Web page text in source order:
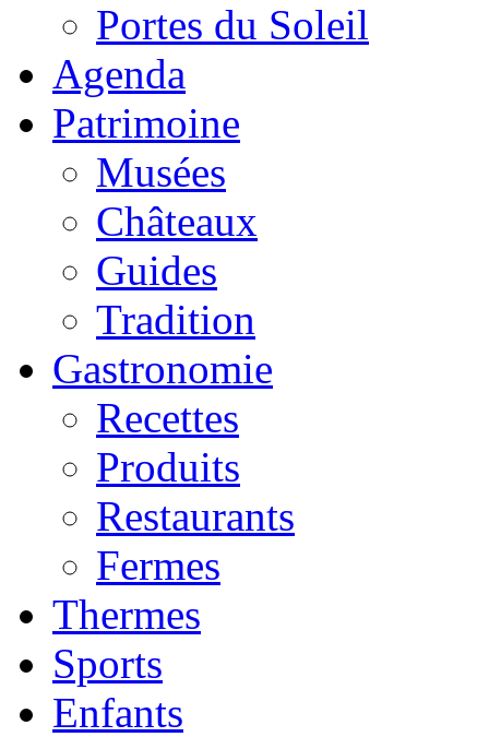
Portes du Soleil
Agenda
Patrimoine
Musées
Châteaux
Guides
Tradition
Gastronomie
Recettes
Produits
Restaurants
Fermes
Thermes
Sports
Enfants